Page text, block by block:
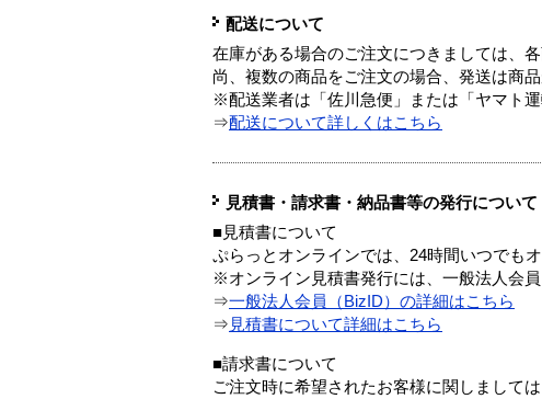
配送について
在庫がある場合のご注文につきましては、
尚、複数の商品をご注文の場合、発送は商
※配送業者は「佐川急便」または「ヤマト
⇒配送について詳しくはこちら
見積書・請求書・納品書等の発行について
■見積書について
ぷらっとオンラインでは、24時間いつでも
※オンライン見積書発行には、一般法人会
⇒一般法人会員（BizID）の詳細はこちら
⇒ 見積書について詳細はこちら
■請求書について
ご注文時に希望されたお客様に関しまして